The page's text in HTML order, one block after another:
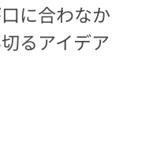
に合わなか
るアイデア